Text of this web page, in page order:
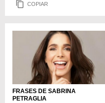
COPIAR
FRASES DE SABRINA
PETRAGLIA